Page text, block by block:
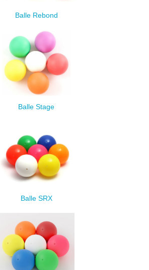
Balle Rebond
Balle Stage
Balle SRX